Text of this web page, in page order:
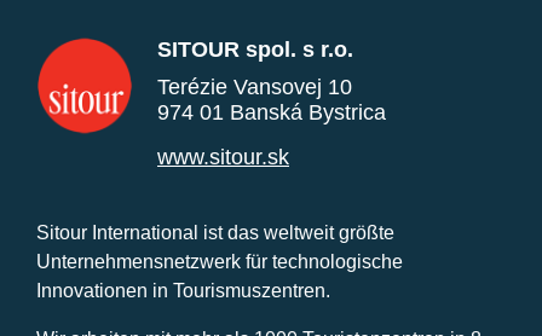
SITOUR spol. s r.o.
Terézie Vansovej 10
974 01 Banská Bystrica
www.sitour.sk
Sitour International ist das weltweit größte
Unternehmensnetzwerk für technologische
Innovationen in Tourismuszentren.